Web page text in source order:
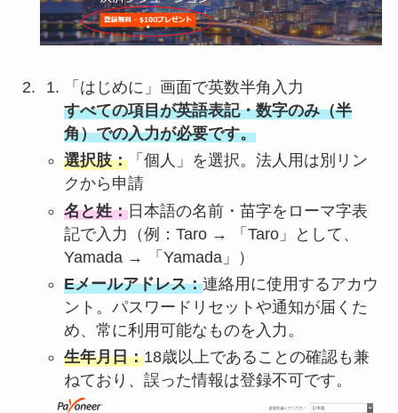
「はじめに」画面で英数半角入力
すべての項目が英語表記・数字のみ（半
角）での入力が必要です。
選択肢：「個人」を選択。法人用は別リン
クから申請
名と姓：日本語の名前・苗字をローマ字表
記で入力（例：Taro → 「Taro」として、
Yamada → 「Yamada」）
Eメールアドレス：連絡用に使用するアカウ
ント。パスワードリセットや通知が届くた
め、常に利用可能なものを入力。
生年月日：18歳以上であることの確認も兼
ねており、誤った情報は登録不可です。